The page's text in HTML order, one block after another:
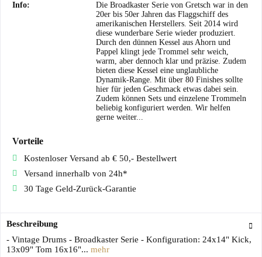
Info:
Die Broadkaster Serie von Gretsch war in den
20er bis 50er Jahren das Flaggschiff des
amerikanischen Herstellers. Seit 2014 wird
diese wunderbare Serie wieder produziert.
Durch den dünnen Kessel aus Ahorn und
Pappel klingt jede Trommel sehr weich,
warm, aber dennoch klar und präzise. Zudem
bieten diese Kessel eine unglaubliche
Dynamik-Range. Mit über 80 Finishes sollte
hier für jeden Geschmack etwas dabei sein.
Zudem können Sets und einzelene Trommeln
beliebig konfiguriert werden. Wir helfen
gerne weiter...
Vorteile
Kostenloser Versand ab € 50,- Bestellwert
Versand innerhalb von 24h*
30 Tage Geld-Zurück-Garantie
Beschreibung
- Vintage Drums - Broadkaster Serie - Konfiguration: 24x14" Kick,
13x09" Tom 16x16"... mehr